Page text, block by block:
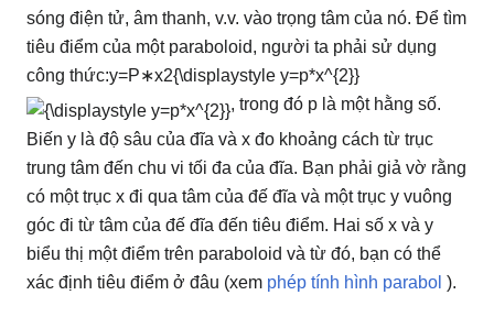
sóng điện tử, âm thanh, v.v. vào trọng tâm của nó. Để tìm
tiêu điểm của một paraboloid, người ta phải sử dụng
công thức:y=P∗x2{\displaystyle y=p*x^{2}}
, trong đó p là một hằng số.
Biến y là độ sâu của đĩa và x đo khoảng cách từ trục
trung tâm đến chu vi tối đa của đĩa. Bạn phải giả vờ rằng
có một trục x đi qua tâm của đế đĩa và một trục y vuông
góc đi từ tâm của đế đĩa đến tiêu điểm. Hai số x và y
biểu thị một điểm trên paraboloid và từ đó, bạn có thể
xác định tiêu điểm ở đâu (xem phép tính hình parabol ).